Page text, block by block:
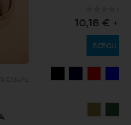
out of 5
+ IVA